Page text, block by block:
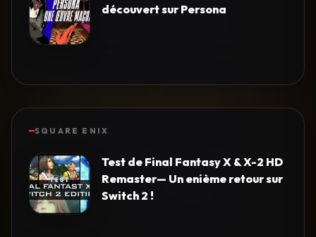
découvert sur Persona
SQUARE ENIX
Test de Final Fantasy X & X-2 HD
Remaster— Un enième retour sur
Switch 2 !